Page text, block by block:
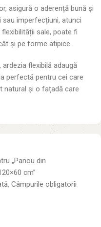
asigură o aderență bună și
imperfecțiuni, atunci
sale, poate fi
și pe forme atipice.
flexibilă adaugă
perfectă pentru cei care
natural și o fațadă care
„Panou din
cm”
Câmpurile obligatorii